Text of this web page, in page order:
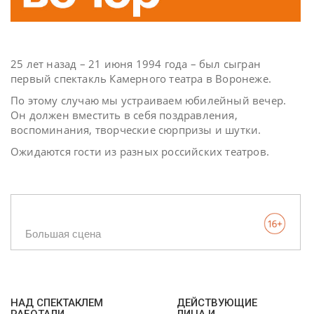
25 лет назад – 21 июня 1994 года – был сыгран
первый спектакль Камерного театра в Воронеже.
По этому случаю мы устраиваем юбилейный вечер.
Он должен вместить в себя поздравления,
воспоминания, творческие сюрпризы и шутки.
Ожидаются гости из разных российских театров.
Большая сцена
НАД СПЕКТАКЛЕМ
ДЕЙСТВУЮЩИЕ